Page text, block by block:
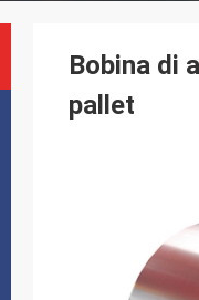
Bobina di
pallet